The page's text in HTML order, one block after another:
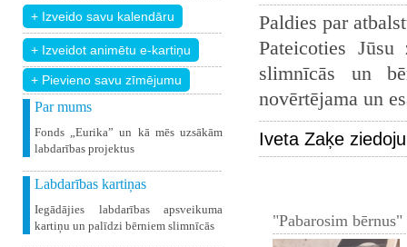
+ Pievieno savu zīmējumu
Par mums
Fonds „Eurika” un kā mēs uzsākām
labdarības projektus
Labdarības kartiņas
Iegādājies labdarības apsveikuma
kartiņu un palīdzi bērniem slimnīcās
Paldies par
Pateicoties
slimnīcās un
novērtējama un
Iveta Zaķe
"Pabarosim